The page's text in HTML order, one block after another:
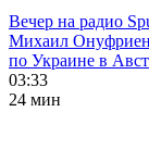
Вечер на радио
Михаил
по Украине в
03:33
24 мин